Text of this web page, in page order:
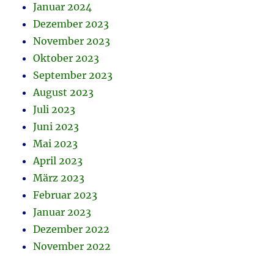
Januar 2024
Dezember 2023
November 2023
Oktober 2023
September 2023
August 2023
Juli 2023
Juni 2023
Mai 2023
April 2023
März 2023
Februar 2023
Januar 2023
Dezember 2022
November 2022